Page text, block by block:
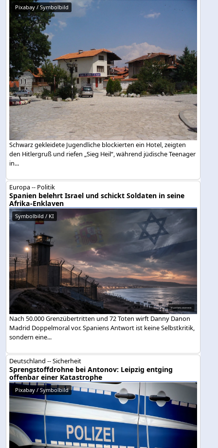
Pixabay / Symbolbild
Schwarz gekleidete Jugendliche blockierten ein Hotel, zeigten
den Hitlergruß und riefen „Sieg Heil“, während jüdische Teenager
in...
Europa -- Politik
Spanien belehrt Israel und schickt Soldaten in seine
Afrika-Enklaven
Symbolbild / KI
Nach 50.000 Grenzübertritten und 72 Toten wirft Danny Danon
Madrid Doppelmoral vor. Spaniens Antwort ist keine Selbstkritik,
sondern eine...
Deutschland -- Sicherheit
Sprengstoffdrohne bei Antonov: Leipzig entging
offenbar einer Katastrophe
Pixabay / Symbolbild